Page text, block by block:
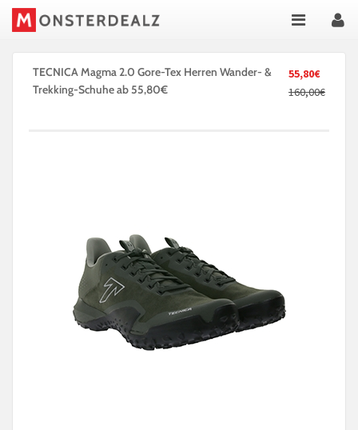
55,80€
160,00€
TECNICA Magma 2.0 Gore-Tex Herren Wander- &
Trekking-Schuhe ab 55,80€